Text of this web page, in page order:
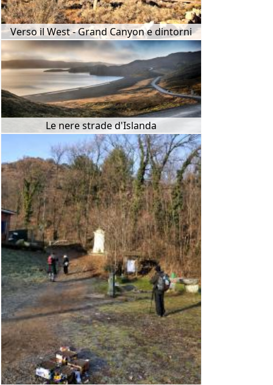
Verso il West - Grand Canyon e dintorni
Le nere strade d'Islanda